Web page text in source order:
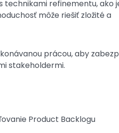
technikami refinementu, ako
môže riešiť zložité a
prácou, aby
stakeholdermi.
Product Backlogu